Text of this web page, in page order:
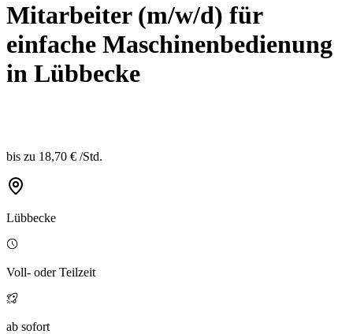
Mitarbeiter (m/w/d) für
einfache Maschinenbedienung
in Lübbecke
bis zu 18,70 € /Std.
Lübbecke
Voll- oder Teilzeit
ab sofort